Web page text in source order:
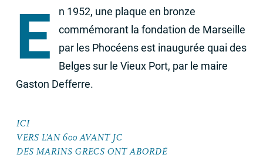
E
n 1952, une plaque en bronze
commémorant la fondation de Marseille
par les Phocéens est inaugurée quai des
Belges sur le Vieux Port, par le maire
Gaston Defferre.
ICI
VERSL’AN600 AVANT JC
DES MARINS GRECS ONT ABORDÉ